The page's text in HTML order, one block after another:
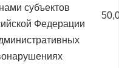
субъектов
Федерации